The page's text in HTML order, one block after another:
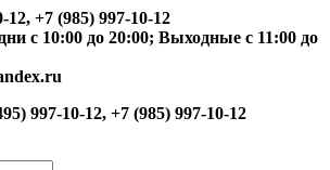
12, +7 (985) 997-10-12
с 10:00 до 20:00; Выходные с 11:00 до
997-10-12, +7 (985) 997-10-12